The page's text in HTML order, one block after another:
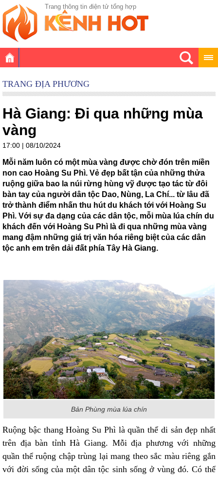
Trang thông tin điện tử tổng hợp
TRANG ĐỊA PHƯƠNG
Hà Giang: Đi qua những mùa
vàng
17:00 | 08/10/2024
Mỗi năm luôn có một mùa vàng được chờ đón trên miền
non cao Hoàng Su Phì. Vẻ đẹp bất tận của những thửa
ruộng giữa bao la núi rừng hùng vỹ được tạo tác từ đôi
bàn tay của người dân tộc Dao, Nùng, La Chí... từ lâu đã
trở thành điểm nhấn thu hút du khách tới với Hoàng Su
Phì. Với sự đa dạng của các dân tộc, mỗi mùa lúa chín du
khách đến với Hoàng Su Phì là đi qua những mùa vàng
mang đậm những giá trị văn hóa riêng biệt của các dân
tộc anh em trên dải đất phía Tây Hà Giang.
Bản Phùng mùa lúa chín
Ruộng bậc thang Hoàng Su Phì là quần thể di sản đẹp nhất
trên địa bàn tỉnh Hà Giang. Mỗi địa phương với những
quần thể ruộng chập trùng lại mang theo sắc màu riêng gắn
với đời sống của một dân tộc sinh sống ở vùng đó. Có thể